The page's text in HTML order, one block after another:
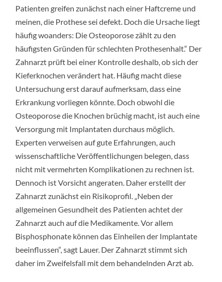
Patienten greifen zunächst nach einer Haftcreme und
meinen, die Prothese sei defekt. Doch die Ursache liegt
häufig woanders: Die Osteoporose zählt zu den
häufigsten Gründen für schlechten Prothesenhalt.“ Der
Zahnarzt prüft bei einer Kontrolle deshalb, ob sich der
Kieferknochen verändert hat. Häufig macht diese
Untersuchung erst darauf aufmerksam, dass eine
Erkrankung vorliegen könnte. Doch obwohl die
Osteoporose die Knochen brüchig macht, ist auch eine
Versorgung mit Implantaten durchaus möglich.
Experten verweisen auf gute Erfahrungen, auch
wissenschaftliche Veröffentlichungen belegen, dass
nicht mit vermehrten Komplikationen zu rechnen ist.
Dennoch ist Vorsicht angeraten. Daher erstellt der
Zahnarzt zunächst ein Risikoprofil. „Neben der
allgemeinen Gesundheit des Patienten achtet der
Zahnarzt auch auf die Medikamente. Vor allem
Bisphosphonate können das Einheilen der Implantate
beeinflussen“, sagt Lauer. Der Zahnarzt stimmt sich
daher im Zweifelsfall mit dem behandelnden Arzt ab.